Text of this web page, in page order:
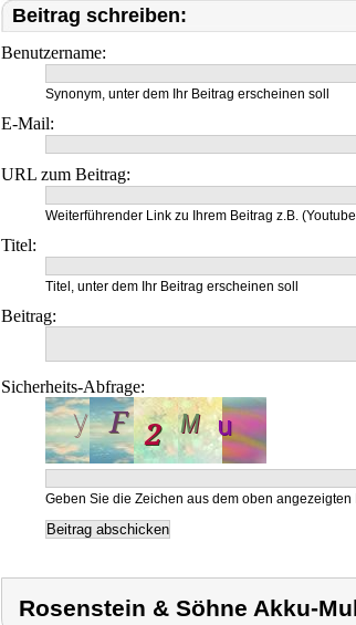
Beitrag schreiben:
Benutzername:
Synonym, unter dem Ihr Beitrag erscheinen soll
E-Mail:
URL zum Beitrag:
Weiterführender Link zu Ihrem Beitrag z.B.
Titel:
Titel, unter dem Ihr Beitrag erscheinen soll
Beitrag:
Sicherheits-Abfrage:
Geben Sie die Zeichen aus dem oben angezeigten
Rosenstein & Söhne Akku-